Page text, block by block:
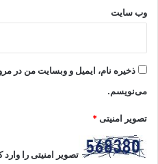
وب‌ سایت
ذخیره نام، ایمیل و وبسایت من در
می‌نویسم.
تصویر امنیتی*
تصویر امنیتی را وارد